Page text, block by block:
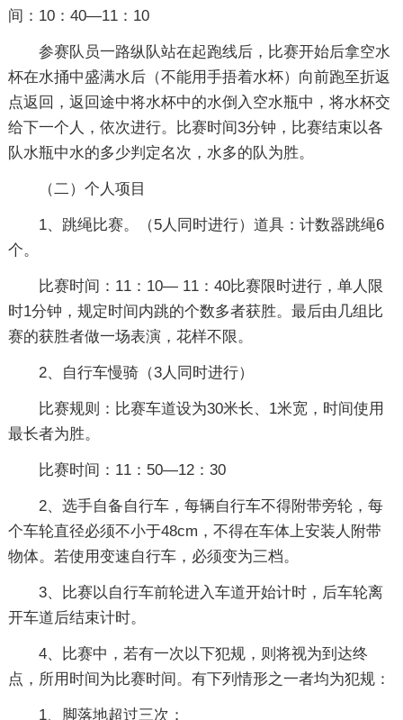
间：10：40—11：10
参赛队员一路纵队站在起跑线后，比赛开始后拿空水
杯在水捅中盛满水后（不能用手捂着水杯）向前跑至折返
点返回，返回途中将水杯中的水倒入空水瓶中，将水杯交
给下一个人，依次进行。比赛时间3分钟，比赛结束以各
队水瓶中水的多少判定名次，水多的队为胜。
（二）个人项目
1、跳绳比赛。（5人同时进行）道具：计数器跳绳6
个。
比赛时间：11：10— 11：40比赛限时进行，单人限
时1分钟，规定时间内跳的个数多者获胜。最后由几组比
赛的获胜者做一场表演，花样不限。
2、自行车慢骑（3人同时进行）
比赛规则：比赛车道设为30米长、1米宽，时间使用
最长者为胜。
比赛时间：11：50—12：30
2、选手自备自行车，每辆自行车不得附带旁轮，每
个车轮直径必须不小于48cm，不得在车体上安装人附带
物体。若使用变速自行车，必须变为三档。
3、比赛以自行车前轮进入车道开始计时，后车轮离
开车道后结束计时。
4、比赛中，若有一次以下犯规，则将视为到达终
点，所用时间为比赛时间。有下列情形之一者均为犯规：
1、脚落地超过三次；